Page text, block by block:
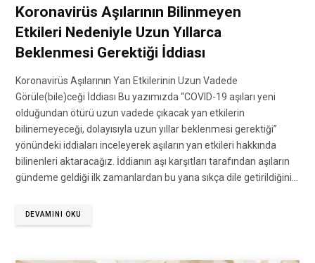
Koronavirüs Aşılarının Bilinmeyen
Etkileri Nedeniyle Uzun Yıllarca
Beklenmesi Gerektiği İddiası
Koronavirüs Aşılarının Yan Etkilerinin Uzun Vadede
Görüle(bile)ceği İddiası Bu yazımızda “COVID-19 aşıları yeni
olduğundan ötürü uzun vadede çıkacak yan etkilerin
bilinemeyeceği, dolayısıyla uzun yıllar beklenmesi gerektiği”
yönündeki iddiaları inceleyerek aşıların yan etkileri hakkında
bilinenleri aktaracağız. İddianın aşı karşıtları tarafından aşıların
gündeme geldiği ilk zamanlardan bu yana sıkça dile getirildiğini…
DEVAMINI OKU